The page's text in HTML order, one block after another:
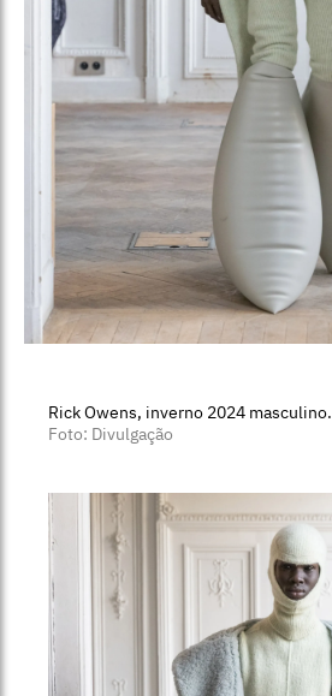
Rick Owens, inverno 2024 masculino.
Foto: Divulgação